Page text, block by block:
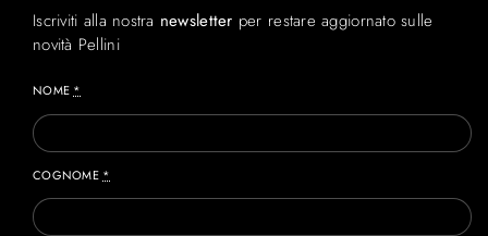
Iscriviti alla nostra newsletter per restare aggiornato sulle
novità Pellini
NOME *
COGNOME *